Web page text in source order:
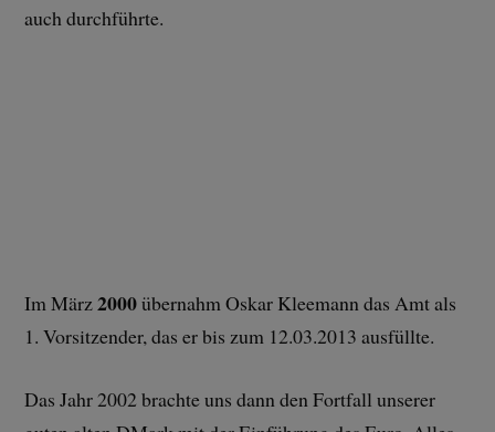
auch durchführte.
Im März2000übernahm Oskar Kleemann das Amt als
1. Vorsitzender, das er bis zum 12.03.2013 ausfüllte.
Das Jahr 2002 brachte uns dann den Fortfall unserer